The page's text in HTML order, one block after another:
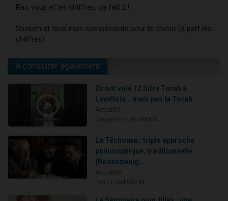
Rav, vous et les chiffres, ça fait 2 !
Shalom et tous mes compliments pour le chiour (à part les
chiffres)
A consulter également
Ils ont volé 12 Sifré Torah à
Levallois… mais pas la Torah
La Téchouva : triple approche
philosophique, traditionnelle
(Rosenzweig,...